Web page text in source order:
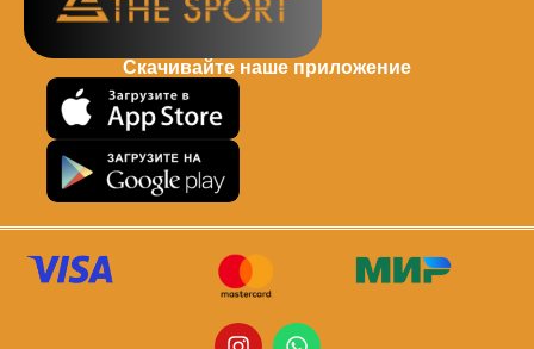
Скачивайте наше приложение